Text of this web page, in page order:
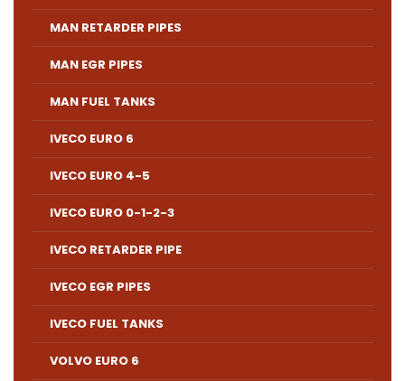
MAN RETARDER PIPES
MAN EGR PIPES
MAN FUEL TANKS
IVECO EURO 6
IVECO EURO 4-5
IVECO EURO 0-1-2-3
IVECO RETARDER PIPE
IVECO EGR PIPES
IVECO FUEL TANKS
VOLVO EURO 6